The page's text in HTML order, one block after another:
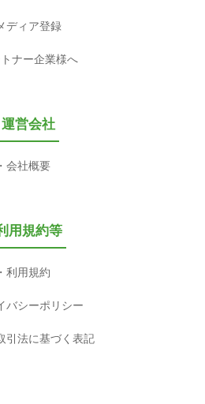
ディア登録
ナー企業様へ
運営会社
会社概要
用規約等
利用規約
バシーポリシー
引法に基づく表記